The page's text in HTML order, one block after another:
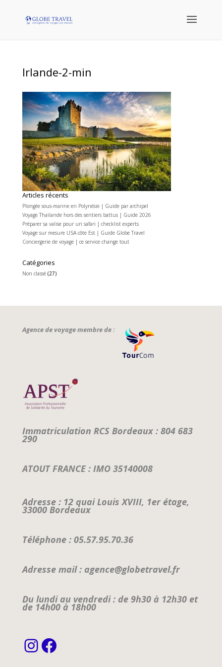
Irlande-2-min
Articles récents
Plongée sous-marine en Polynésie | Guide par archipel
Voyage Thaïlande hors des sentiers battus | Guide 2026
Préparer sa valise pour un safari | checklist experts
Voyage sur mesure USA côte Est | Guide Globe Travel
Conciergerie de voyage | ce service change tout
Catégories
Non classé(27)
Agence de voyage membre de :
Immatriculation RCS Bordeaux : 804 683
290
ATOUT FRANCE : IMO 35140008
Adresse : 12 quai Louis XVIII, 1er étage,
33000 Bordeaux
Téléphone : 05.57.95.70.36
Adresse mail : agence@globetravel.fr
Du lundi au vendredi : de 9h30 à 12h30 et
de 14h00 à 18h00
Instagram
Facebook